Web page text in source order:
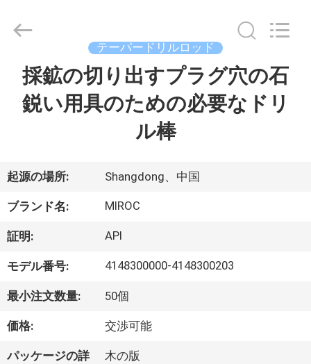
私
達
に
つ
て
Copyright
Technologies
(Beijing)
テーパードリルロッド
採鉱の切り出すプラグ穴の石
鋭い用具のための必要なドリ
ル棒
起源の場所: Shangdong、中国
ブランド名: MIROC
証明: API
モデル番号: 4148300000-4148300203
最小注文数量: 50個
価格: 交渉可能
パッケージの詳
木の版